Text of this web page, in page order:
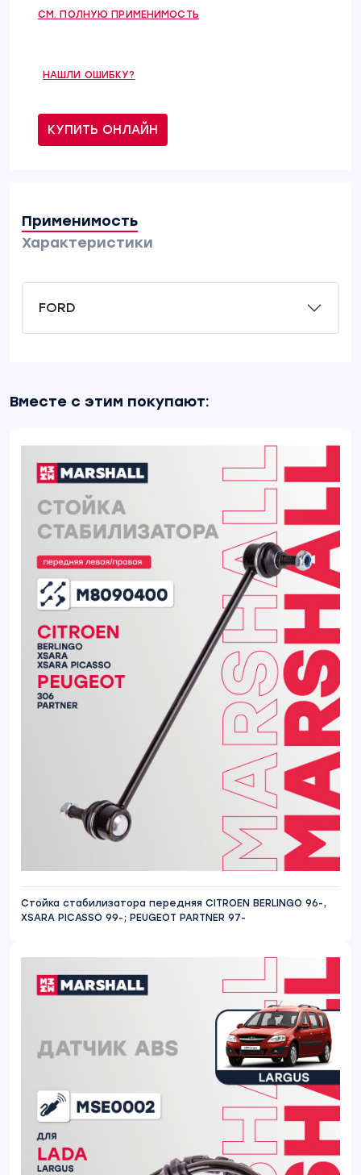
СМ. ПОЛНУЮ ПРИМЕНИМОСТЬ
НАШЛИ ОШИБКУ?
КУПИТЬ ОНЛАЙН
Применимость
Характеристики
FORD
Вместе с этим покупают:
Стойка стабилизатора передняя CITROEN BERLINGO 96-,
XSARA PICASSO 99-; PEUGEOT PARTNER 97-